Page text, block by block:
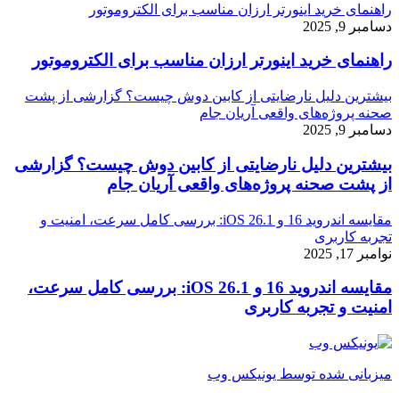
راهنمای خرید اینورتر ارزان مناسب برای الکتروموتور
دسامبر 9, 2025
راهنمای خرید اینورتر ارزان مناسب برای الکتروموتور
بیشترین دلیل نارضایتی از کابین دوش چیست؟ گزارشی از پشت
صحنه پروژه‌های واقعی آریان جام
دسامبر 9, 2025
بیشترین دلیل نارضایتی از کابین دوش چیست؟ گزارشی
از پشت صحنه پروژه‌های واقعی آریان جام
مقایسه اندروید 16 و iOS 26.1: بررسی کامل سرعت، امنیت و
تجربه کاربری
نوامبر 17, 2025
مقایسه اندروید 16 و iOS 26.1: بررسی کامل سرعت،
امنیت و تجربه کاربری
میزبانی شده توسط یونیکس وب